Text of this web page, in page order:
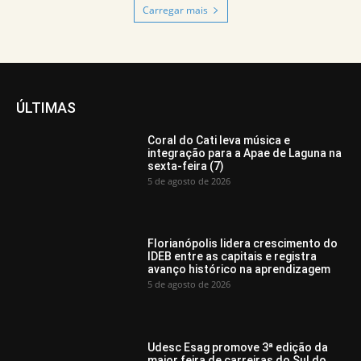
Carregar mais
ÚLTIMAS
Coral do Cati leva música e
integração para a Apae de Laguna na
sexta-feira (7)
5 de agosto de 2026
Florianópolis lidera crescimento do
IDEB entre as capitais e registra
avanço histórico na aprendizagem
5 de agosto de 2026
Udesc Esag promove 3ª edição da